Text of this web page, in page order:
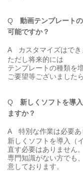
Q 動画テンプレート
可能ですか？
A カスタマイズはでき
ただし将来的には
テンプレートの種類を
ご要望等ございました
Q 新しくソフトを導
ますか？
A 特別な作業は必要あ
新しくソフトを導入（
直す必要はありません。
専門知識がない方でも
意しております。